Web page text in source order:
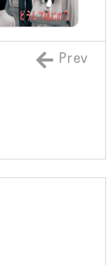
Prev